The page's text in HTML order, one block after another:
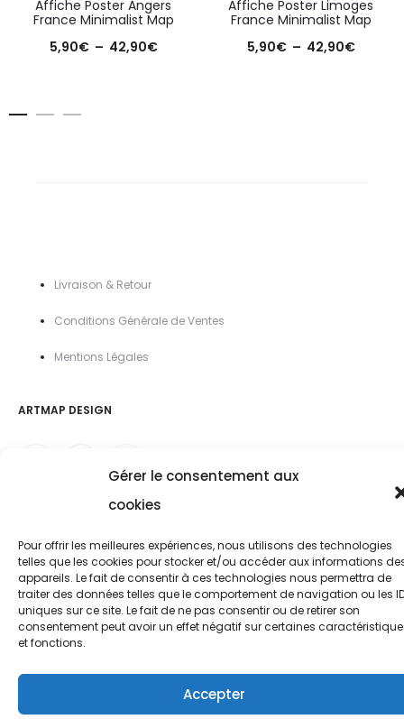
Gérer le consentement aux
cookies
Pour offrir les meilleures expériences, nous utilisons des technologies
telles que les cookies pour stocker et/ou accéder aux informations
appareils. Le fait de consentir à ces technologies nous permettra de
traiter des données telles que le comportement de navigation ou les
uniques sur ce site. Le fait de ne pas consentir ou de retirer son
consentement peut avoir un effet négatif sur certaines
et fonctions.
Accepter
Affiche Poster Angers
France Minimalist Map
5,90€ – 42,90€Plage
Affiche Poster Limoges
France Minimalist Map
5,90€ – 42,90€Plage
Livraison & Retour
Conditions Générale de Ventes
Mentions Légales
ARTMAP DESIGN